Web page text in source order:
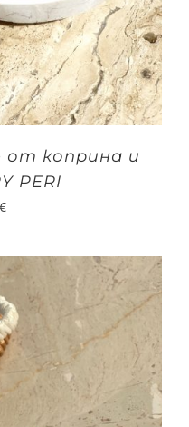
от коприна и
PERI
€